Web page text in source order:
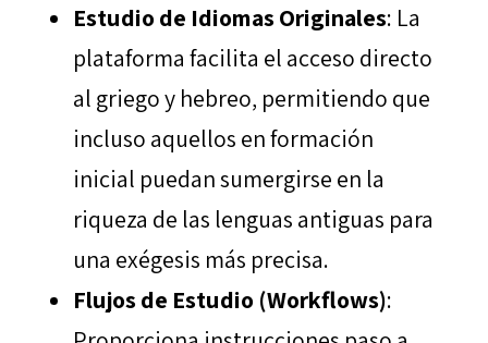
Estudio de Idiomas Originales: La
plataforma facilita el acceso directo
al griego y hebreo, permitiendo que
incluso aquellos en formación
inicial puedan sumergirse en la
riqueza de las lenguas antiguas para
una exégesis más precisa.
Flujos de Estudio (Workflows):